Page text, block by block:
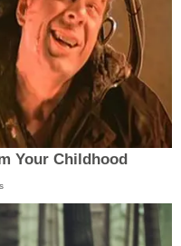
Your Childhood